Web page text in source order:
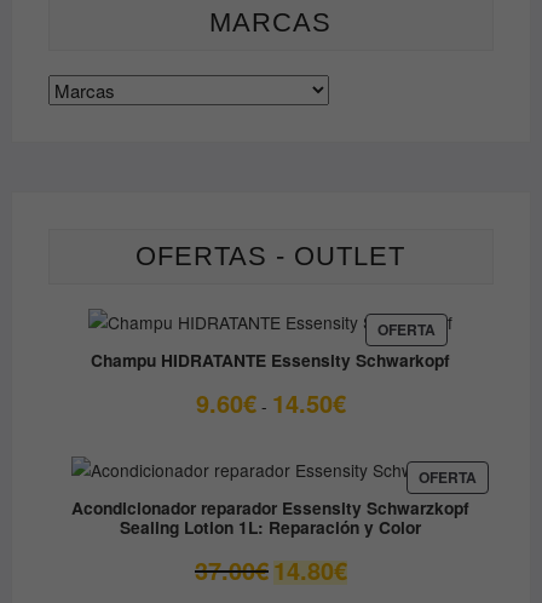
MARCAS
OFERTAS - OUTLET
OFERTA PRODUCTO
EN
OFERTA
Champu HIDRATANTE Essensity Schwarkopf
9.60€ - 14.50€Rango
desde
9.60€
hasta
14.50€
OFERTA
EN
Acondicionador reparador Essensity Schwarzkopf
Sealing Lotion 1L: Reparación y Color
37.00€ El
precio
14.80€El
precio